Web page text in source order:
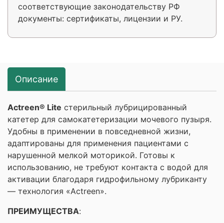
соответствующие законодательству РФ
документы: сертификаты, лицензии и РУ.
Описание
Actreen® Lite стерильный лубрицированный
катетер для самокатетеризации мочевого пузыря.
Удобны в применении в повседневной жизни,
адаптированы для применения пациентами с
нарушенной мелкой моторикой. Готовы к
использованию, не требуют контакта с водой для
активации благодаря гидрофильному лубриканту
— технология «Actreen».
ПРЕИМУЩЕСТВА: